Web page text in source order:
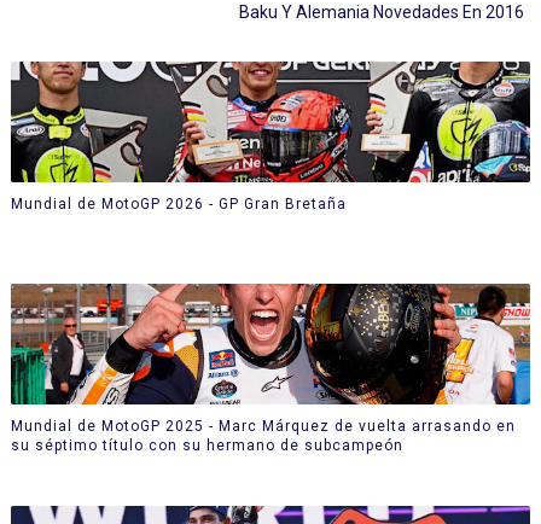
Baku Y Alemania Novedades En 2016
Mundial de MotoGP 2026 - GP Gran Bretaña
Mundial de MotoGP 2025 - Marc Márquez de vuelta arrasando en
su séptimo título con su hermano de subcampeón